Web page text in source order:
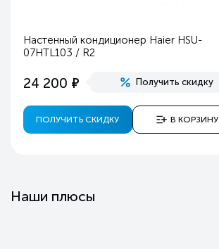
Настенный кондиционер Haier HSU-
07HTL103 / R2
24 200 е Получить скидку
ПОЛУЧИТЬ СКИДКУ В КОРЗИНУ
Наши плюсы